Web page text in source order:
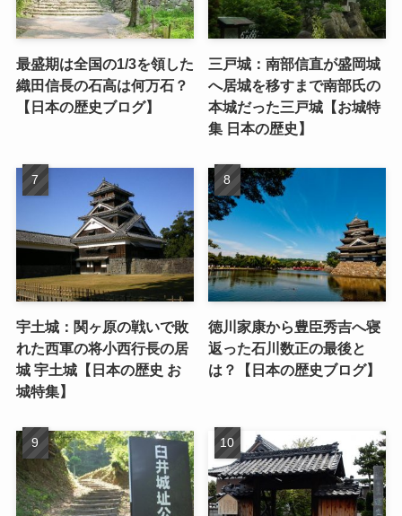
最盛期は全国の1/3を領した
織田信長の石高は何万石？
【日本の歴史ブログ】
三戸城：南部信直が盛岡城
へ居城を移すまで南部氏の
本城だった三戸城【お城特
集 日本の歴史】
宇土城：関ヶ原の戦いで敗
れた西軍の将小西行長の居
城 宇土城【日本の歴史 お
城特集】
徳川家康から豊臣秀吉へ寝
返った石川数正の最後と
は？【日本の歴史ブログ】